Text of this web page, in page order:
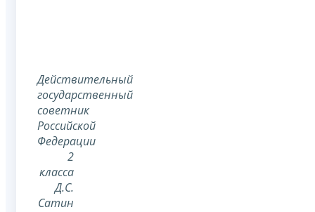
Действительный
государственный
советник
Российской
Федерации
2
класса
Д.С.
Сатин